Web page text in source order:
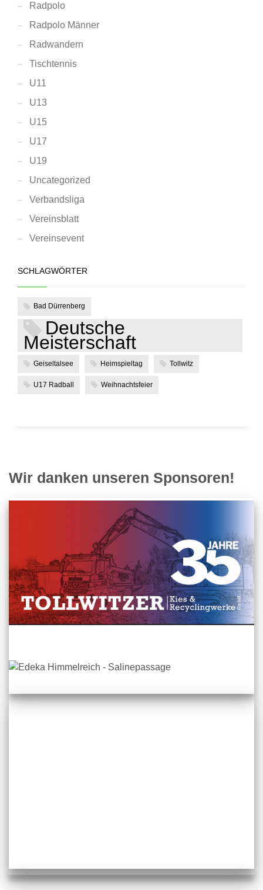
Radpolo
Radpolo Männer
Radwandern
Tischtennis
U11
U13
U15
U17
U19
Uncategorized
Verbandsliga
Vereinsblatt
Vereinsevent
SCHLAGWÖRTER
Bad Dürrenberg
Deutsche
Meisterschaft
Geiseltalsee Heimspieltag Tollwitz
U17 Radball Weihnachtsfeier
Wir danken unseren Sponsoren!